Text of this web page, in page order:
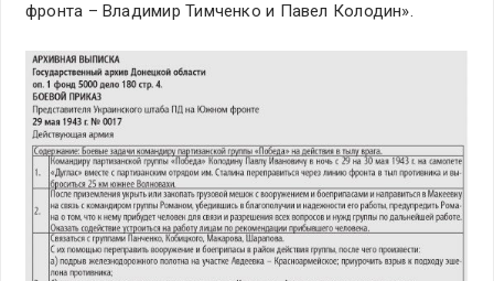
фронта – Владимир Тимченко и Павел Колодин».